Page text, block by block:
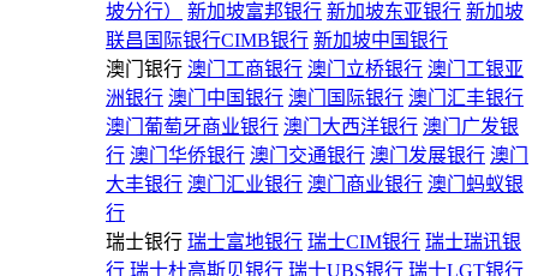
坡分行）
新加坡富邦银行 新加坡东亚银行 新加坡
联昌国际银行CIMB银行 新加坡中国银行
澳门银行 澳门工商银行 澳门立桥银行 澳门工银亚
洲银行 澳门中国银行 澳门国际银行 澳门汇丰银行
澳门葡萄牙商业银行 澳门大西洋银行 澳门广发银
行 澳门华侨银行 澳门交通银行 澳门发展银行 澳门
大丰银行 澳门汇业银行 澳门商业银行 澳门蚂蚁银
行
瑞士银行 瑞士富地银行 瑞士CIM银行 瑞士瑞讯银
行 瑞士杜高斯贝银行 瑞士UBS银行 瑞士LGT银行